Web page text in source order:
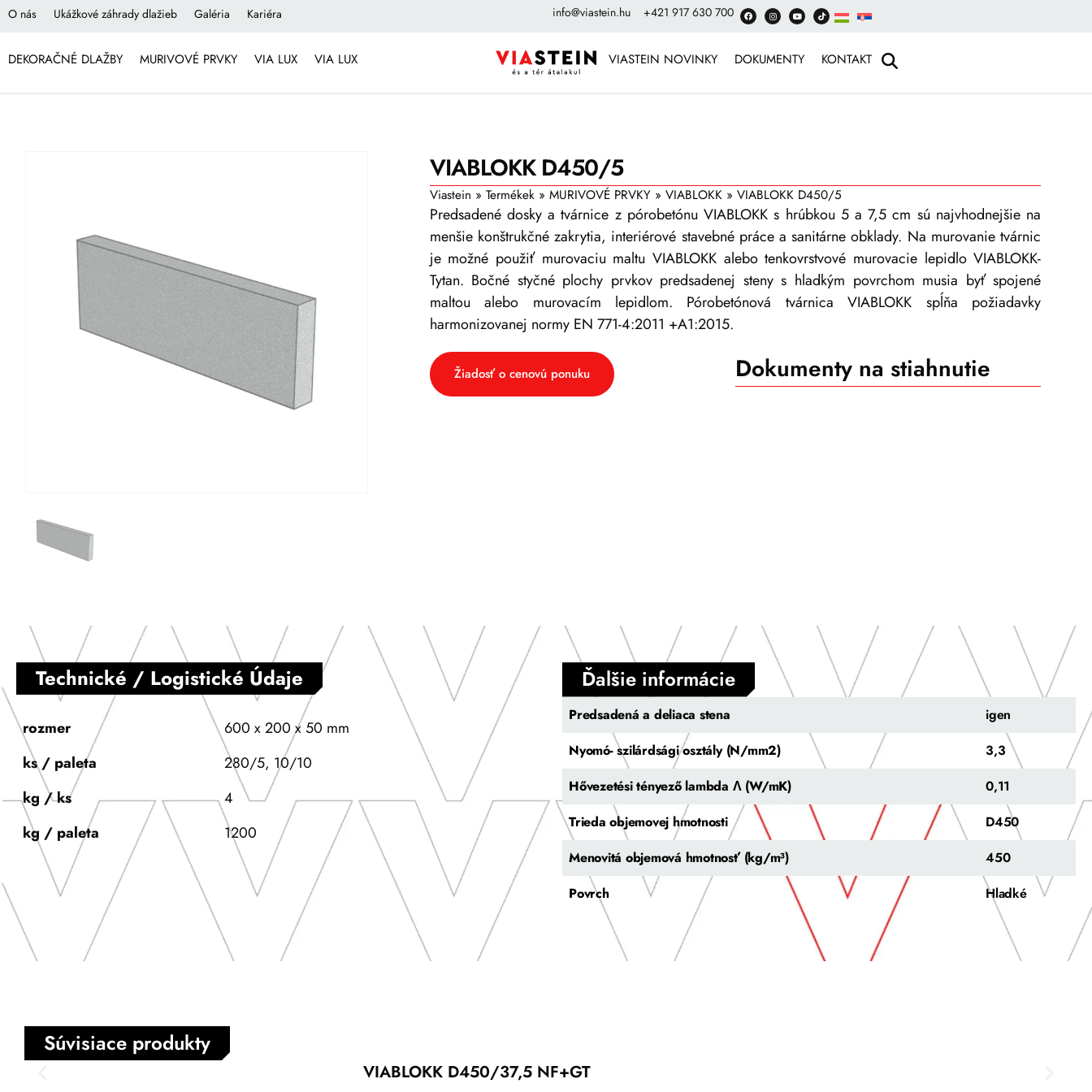
O nás Ukážkové záhrady dlažieb Galéria Kariéra info@viastein.hu +421 917 630 700
DEKORAČNÉ DLAŽBY MURIVOVÉ PRVKY VIA LUX VIA LUX VIASTEIN NOVINKY DOKUMENTY KONTAKT
VIABLOKK D450/5
Viastein » Termékek» MURIVOVÉ PRVKY» VIABLOKK» VIABLOKK D450/5
Predsadené dosky a tvárnice z pórobetónu VIABLOKK s hrúbkou 5 a 7,5 cm sú najvhodnejšie na
menšie konštrukčné zakrytia, interiérové stavebné práce a sanitárne obklady. Na murovanie tvárnic
je možné použiť murovaciu maltu VIABLOKK alebo tenkovrstvové murovacie lepidlo VIABLOKK-
Tytan. Bočné styčné plochy prvkov predsadenej steny s hladkým povrchom musia byť spojené
maltou alebo murovacím lepidlom. Pórobetónová tvárnica VIABLOKK spĺňa požiadavky
harmonizovanej normy EN 771-4:2011 +A1:2015.
Žiadosť o cenovú ponuku Dokumenty na stiahnutie
Technické / Logistické Údaje
rozmer
600 x 200 x 50 mm
ks / paleta
280/5, 10/10
kg / ks
4
kg / paleta
1200
Ďalšie informácie
Predsadená a deliaca stena
igen
Nyomó- szilárdsági osztály (N/mm2)
3,3
Hővezetési tényező lambda Λ (W/mK)
0,11
Trieda objemovej hmotnosti
D450
Menovitá objemová hmotnosť (kg/m³)
450
Povrch
Hladké
Súvisiace produkty
VIABLOKK D450/37,5 NF+GT